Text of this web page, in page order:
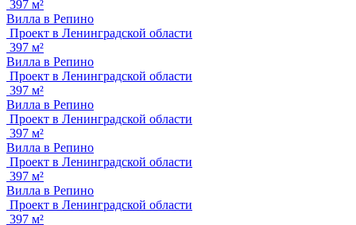
397 м²
Вилла в Репино
Проект в Ленинградской области
397 м²
Вилла в Репино
Проект в Ленинградской области
397 м²
Вилла в Репино
Проект в Ленинградской области
397 м²
Вилла в Репино
Проект в Ленинградской области
397 м²
Вилла в Репино
Проект в Ленинградской области
397 м²